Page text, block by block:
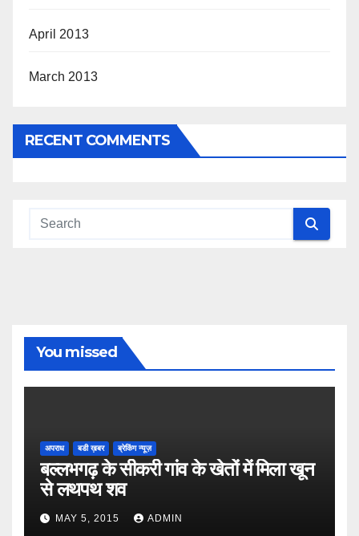
April 2013
March 2013
RECENT COMMENTS
You missed
अपराध बडी ख़बर ब्रेकिंग न्यूज़
बल्लभगढ़ के सीकरी गांव के खेतों में मिला खून
से लथपथ शव
MAY 5, 2015 ADMIN